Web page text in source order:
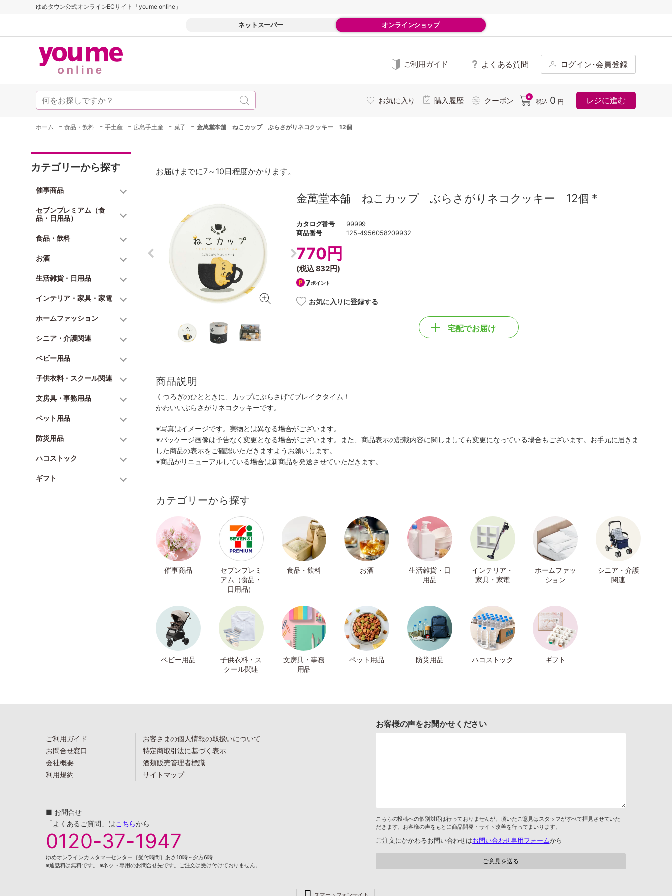
ゆめタウン公式オンラインECサイト「youme online」
ネットスーパー オンラインショップ
ご利用ガイド よくある質問 ログイン･会員登録
お気に入り 購入履歴 クーポン 0
税込 0 円 レジに進む
ホーム -食品・飲料 -手土産 - 広島手土産 - 菓子 - 金萬堂本舗 ねこカップ ぶらさがりネコクッキー 12個
カテゴリーから探す
催事商品
セブンプレミアム（食
品・日用品）
食品・飲料
お酒
生活雑貨・日用品
インテリア・家具・家電
ホームファッション
シニア・介護関連
ベビー用品
子供衣料・スクール関連
文房具・事務用品
ペット用品
防災用品
ハコストック
ギフト
お届けまでに7～10日程度かかります。
金萬堂本舗 ねこカップ ぶらさがりネコクッキー 12個 *
カタログ番号
99999
商品番号
125-4956058209932
770円
(税込832円)
7ポイント
お気に入りに登録する
宅配でお届け
商品説明
くつろぎのひとときに、カップにぶらさげてブレイクタイム！
かわいいぶらさがりネコクッキーです。
※写真はイメージです。実物とは異なる場合がございます。
※パッケージ画像は予告なく変更となる場合がございます。また、商品表示の記載内容に関しましても変更になっている場合もございます。お手元に届きま
した商品の表示をご確認いただきますようお願いします。
※商品がリニューアルしている場合は新商品を発送させていただきます。
カテゴリーから探す
催事商品
セブンプレミ
アム（食品・
日用品）
食品・飲料 お酒
生活雑貨・日
用品
インテリア・
家具・家電
ホームファッ
ション
シニア・介護
関連
ベビー用品
子供衣料・ス
クール関連
文房具・事務
用品
ペット用品 防災用品 ハコストック ギフト
ご利用ガイド
お問合せ窓口
会社概要
利用規約
お客さまの個人情報の取扱いについて
特定商取引法に基づく表示
酒類販売管理者標識
サイトマップ
■ お問合せ
「よくあるご質問」はこちらから
0120-37-1947
ゆめオンラインカスタマーセンター［受付時間］あさ10時～夕方6時
※通話料は無料です。 ※ネット専用のお問合せ先です。ご注文は受け付けておりません。
お客様の声をお聞かせください
こちらの投稿への個別対応は行っておりませんが、頂いたご意見はスタッフがすべて拝見させていた
だきます。お客様の声をもとに商品開発・サイト改善を行ってまいります。
ご注文にかかわるお問い合わせはお問い合わせ専用フォームから